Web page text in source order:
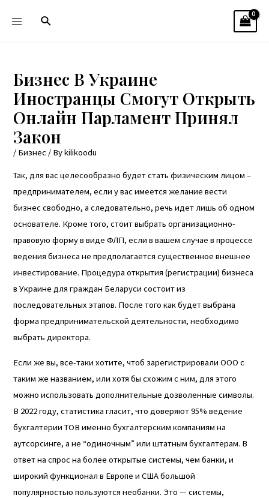
Бизнес В Украине
Иностранцы Смогут Открыть
Онлайн Парламент Принял
Закон
/ Бизнес / Bykilikoodu
Так, для вас целесообразно будет стать физическим лицом –
предпринимателем, если у вас имеется желание вести
бизнес свободно, а следовательно, речь идет лишь об одном
основателе. Кроме того, стоит выбрать организационно-
правовую форму в виде ФЛП, если в вашем случае в процессе
ведения бизнеса не предполагается существенное внешнее
инвестирование. Процедура открытия (регистрации) бизнеса
в Украине для граждан Беларуси состоит из
последовательных этапов. После того как будет выбрана
форма предпринимательской деятельности, необходимо
выбрать директора.
Если же вы, все-таки хотите, чтоб зарегистрировали ООО с
таким же названием, или хотя бы схожим с ним, для этого
можно использовать дополнительные дозволенные символы.
В 2022 году, статистика гласит, что доверяют 95% ведение
бухгалтерии ТОВ именно бухгалтерским компаниям на
аутсорсинге, а не “одиночным” или штатным бухгалтерам. В
ответ на спрос на более открытые системы, чем банки, и
широкий функционал в Европе и США большой
популярностью пользуются необанки. Это — системы,